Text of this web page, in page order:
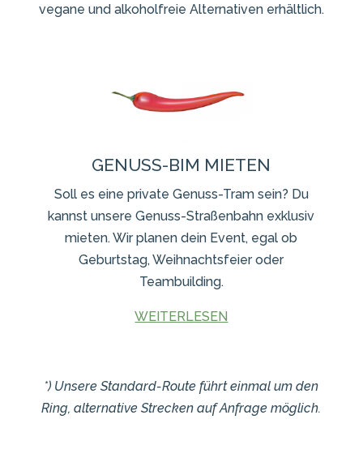
vegane und alkoholfreie Alternativen erhältlich.
GENUSS-BIM MIETEN
Soll es eine private Genuss-Tram sein? Du
kannst unsere Genuss-Straßenbahn exklusiv
mieten. Wir planen dein Event, egal ob
Geburtstag, Weihnachtsfeier oder
Teambuilding.
WEITERLESEN
*) Unsere Standard-Route führt einmal um den
Ring, alternative Strecken auf Anfrage möglich.